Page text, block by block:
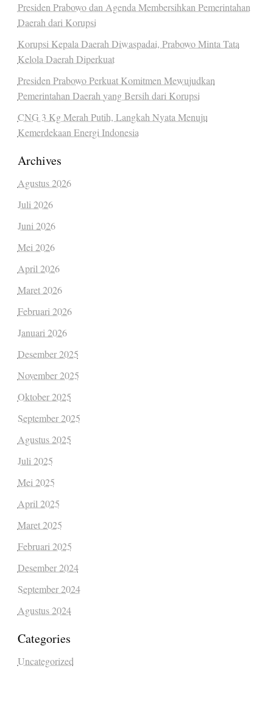
Presiden Prabowo dan Agenda Membersihkan Pemerintahan
Daerah dari Korupsi
Korupsi Kepala Daerah Diwaspadai, Prabowo Minta Tata
Kelola Daerah Diperkuat
Presiden Prabowo Perkuat Komitmen Mewujudkan
Pemerintahan Daerah yang Bersih dari Korupsi
CNG 3 Kg Merah Putih, Langkah Nyata Menuju
Kemerdekaan Energi Indonesia
Archives
Agustus 2026
Juli 2026
Juni 2026
Mei 2026
April 2026
Maret 2026
Februari 2026
Januari 2026
Desember 2025
November 2025
Oktober 2025
September 2025
Agustus 2025
Juli 2025
Mei 2025
April 2025
Maret 2025
Februari 2025
Desember 2024
September 2024
Agustus 2024
Categories
Uncategorized